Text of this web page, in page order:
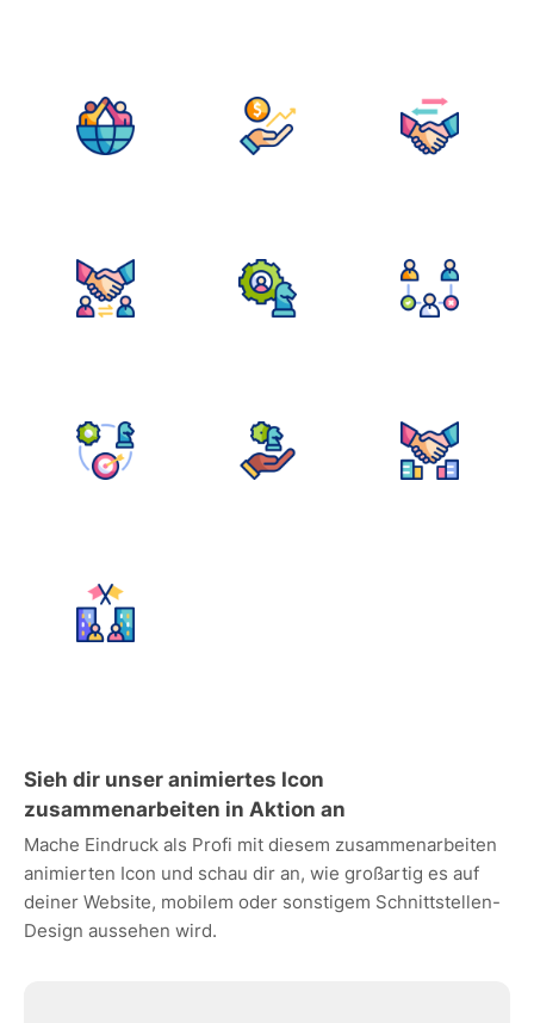
Sieh dir unser animiertes Icon
zusammenarbeiten in Aktion an
Mache Eindruck als Profi mit diesem zusammenarbeiten
animierten Icon und schau dir an, wie großartig es auf
deiner Website, mobilem oder sonstigem Schnittstellen-
Design aussehen wird.